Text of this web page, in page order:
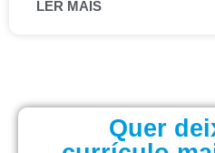
LER MAIS
Quer